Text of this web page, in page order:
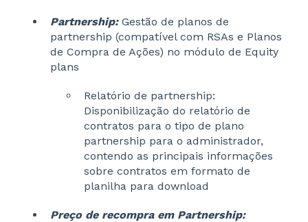
Partnership: Gestão de planos de
partnership (compatível com RSAs e Planos
de Compra de Ações) no módulo de Equity
plans
Relatório de partnership:
Disponibilização do relatório de
contratos para o tipo de plano
partnership para o administrador,
contendo as principais informações
sobre contratos em formato de
planilha para download
Preço de recompra em Partnership: